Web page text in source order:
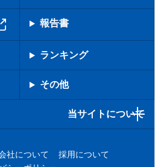
報告書
ランキング
その他
当サイトについて
社について
採用について